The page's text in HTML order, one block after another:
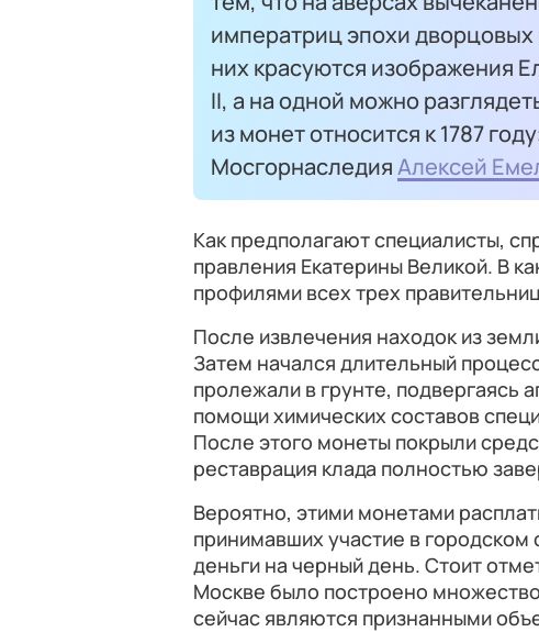
императриц эпохи
них красуются изображения
II, а на одной можно
из монет относится к 1787
МосгорнаследияАлексей
Как предполагают специалисты,
правления Екатерины Великой. В
профилями всех трех
После извлечения находок из
Затем начался длительный
пролежали в грунте, подвергаясь
помощи химических составов
После этого монеты покрыли
реставрация клада полностью
Вероятно, этими монетами
принимавших участие в городском
деньги на черный день. Стоит
Москве было построено
сейчас являются признанными